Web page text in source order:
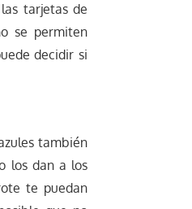
tarjetas de
se permiten
decidir si
también
los dan a los
te puedan